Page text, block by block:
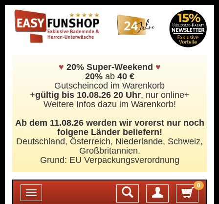
♥ 20% Super-Weekend ♥
20%ab 40 €
Gutscheincod im Warenkorb
+gültig bis 10.08.26 20 Uhr, nur online+
Weitere Infos dazu im Warenkorb!
Ab dem 11.08.26 werden wir vorerst nur noch
folgene Länder beliefern!
Deutschland, Österreich, Niederlande, Schweiz,
Großbritannien.
Grund: EU Verpackungsverordnung
Toggle
0
Login